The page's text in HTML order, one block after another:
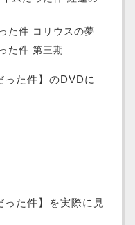
た件 コリウスの夢
た件 第三期
った件】のDVDに
った件】を実際に見